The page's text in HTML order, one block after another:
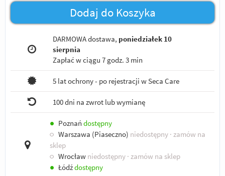
Dodaj do Koszyka
DARMOWA dostawa, poniedziałek 10
sierpnia
Zapłać w ciągu7 godz. 3 min
5 lat ochrony - po rejestracji w Seca Care
100 dni na zwrot lub wymianę
● Poznań dostępny
○ Warszawa (Piaseczno) niedostępny · zamów na
sklep
○ Wrocław niedostępny · zamów na sklep
● Łódźdostępny